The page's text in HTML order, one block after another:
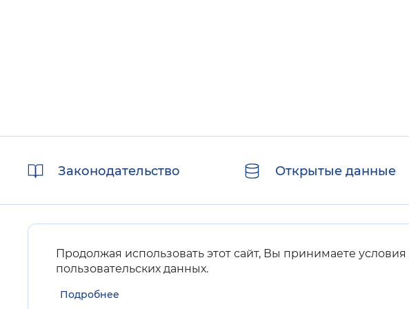
Продолжая использовать этот сайт, Вы принимаете условия
пользовательских данных.
Подробнее
ссылкиЗаконодательство Открытые данные
Карта сайта